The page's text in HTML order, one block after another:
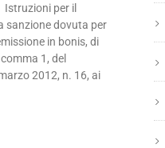
per il
sanzione dovuta per
in bonis, di
1, del
2012, n. 16, ai